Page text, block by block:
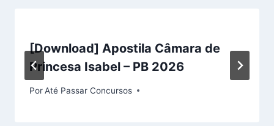
[Download] Apostila Câmara de
Princesa Isabel – PB 2026
PorAté Passar Concursos